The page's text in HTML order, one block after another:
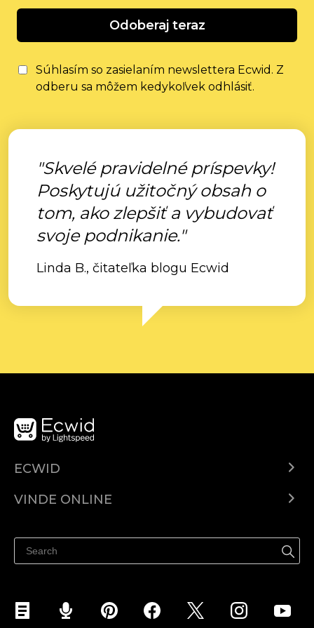
Odoberaj teraz
Súhlasím so zasielaním newslettera Ecwid. Z
odberu sa môžem kedykoľvek odhlásiť.
"Skvelé pravidelné príspevky!
Poskytujú užitočný obsah o
tom, ako zlepšiť a vybudovať
svoje podnikanie."
Linda B., čitateľka blogu Ecwid
ECWID
Prețuri
VINDE ONLINE
Vinde pe Facebook
Vinde pe Instagram